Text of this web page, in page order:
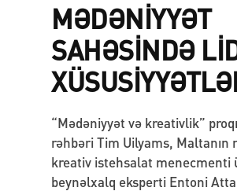
MƏDƏNİYYƏT
SAHƏSİNDƏ
“Mədəniyyət və kreativlik”
rəhbəri Tim Uilyams, Maltanın
kreativ istehsalat menecmenti
beynəlxalq eksperti Entoni